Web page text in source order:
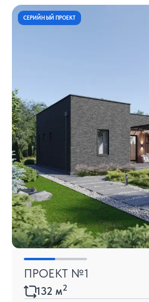
СЕРИЙНЫЙ ПРОЕКТ
ПРОЕКТ №1
132 м2